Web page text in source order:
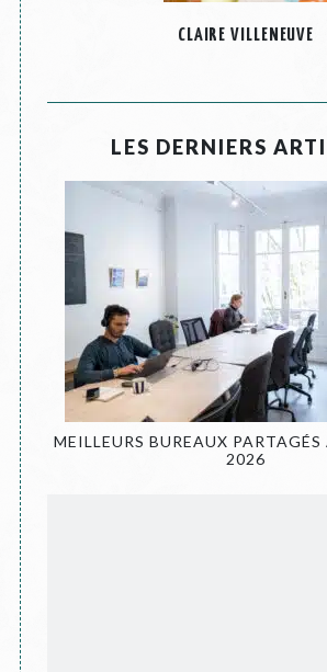
CLAIRE VILLENEUVE
LES DERNIERS
MEILLEURS BUREAUX PARTAGÉS
2026